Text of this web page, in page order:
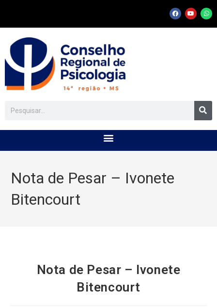
Nota de Pesar – Ivonete
Bitencourt
Nota de Pesar – Ivonete
Bitencourt